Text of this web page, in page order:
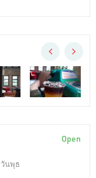
Open
วันพุธ